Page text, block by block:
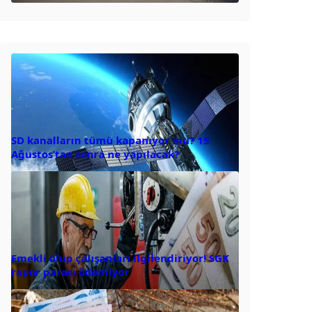
SD kanalların tümü kapanıyor mu? 15
Ağustos’tan sonra ne yapılacak?
Emekli olup çalışanları ilgilendiriyor! SGK
rapor parası ödemiyor